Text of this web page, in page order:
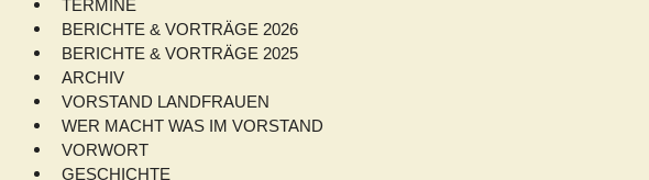
TERMINE
BERICHTE & VORTRÄGE 2026
BERICHTE & VORTRÄGE 2025
ARCHIV
VORSTAND LANDFRAUEN
WER MACHT WAS IM VORSTAND
VORWORT
GESCHICHTE